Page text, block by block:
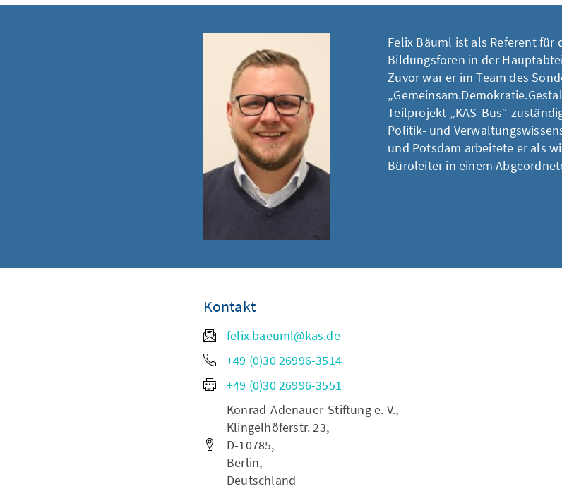
Felix Bäuml ist als Referent für
Bildungsforen in der
Zuvor war er im Team des
Teilprojekt „KAS-Bus“
Politik- und
und Potsdam arbeitete er als
Büroleiter in einem
Kontakt
felix.baeuml@kas.de
+49 (0)30 26996-3514
+49 (0)30 26996-3551
Konrad-Adenauer-Stiftung e. V.,
Klingelhöferstr. 23,
D-10785,
Berlin,
Deutschland